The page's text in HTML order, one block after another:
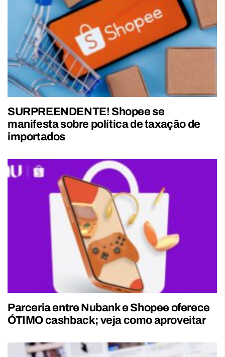
SURPREENDENTE! Shopee se
manifesta sobre política de taxação de
importados
Parceria entre Nubank e Shopee oferece
ÓTIMO cashback; veja como aproveitar